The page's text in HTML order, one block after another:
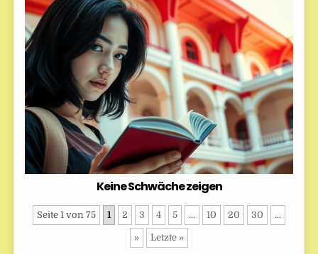
Keine Schwäche zeigen
Seite 1 von 75 1 2 3 4 5 ... 10 20 30 ...
» Letzte »